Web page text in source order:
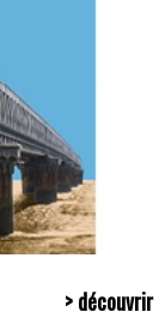
> découvrir